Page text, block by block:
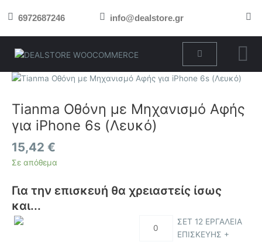
στο 6972687246 info@dealstore.gr
Cart
Tianma Οθόνη με Μηχανισμό Αφής
για iPhone 6s (Λευκό)
15,42 €
Σε απόθεμα
Για την επισκευή θα χρειαστείς ίσως
και...
ΣΕΤ 12 ΕΡΓΑΛΕΙΑ
ΕΠΙΣΚΕΥΗΣ +
Tianma
με
Μηχανισμό
Αφής
για
iPhone
6s
ποσότητα